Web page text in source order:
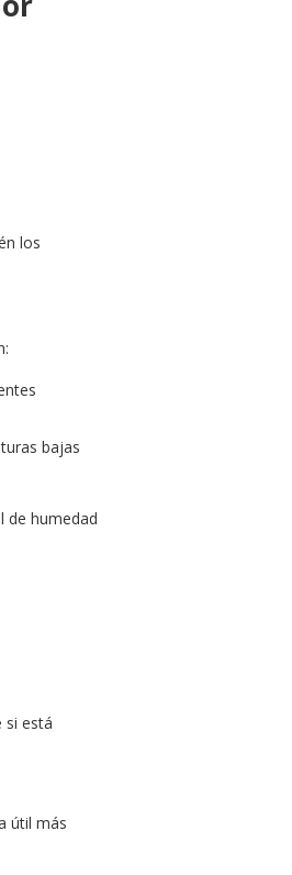
los
bajas
de humedad
si está
útil más